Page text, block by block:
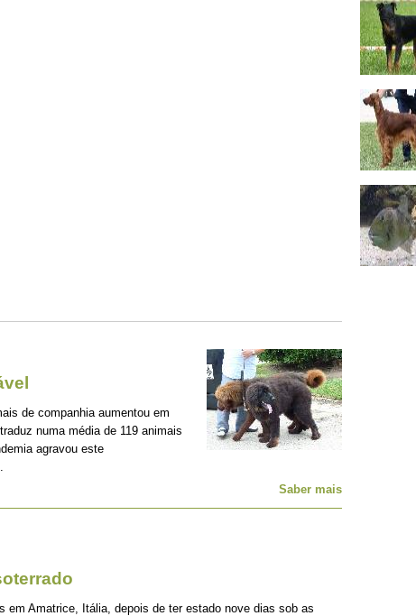
de companhia aumentou em
numa média de 119 animais
agravou este
Saber mais
em Amatrice, Itália, depois de ter estado nove dias sob as